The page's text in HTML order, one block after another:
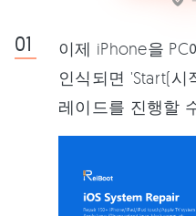
이제 iPhone을
인식되면 'Start(
레이드를 진행할